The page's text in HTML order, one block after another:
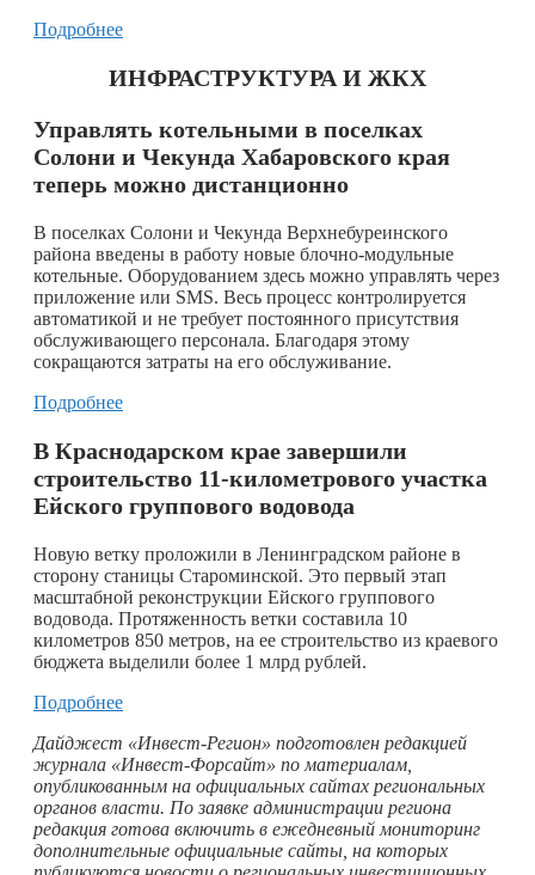
Подробнее
ИНФРАСТРУКТУРА И ЖКХ
Управлять котельными в поселках
Солони и Чекунда Хабаровского края
теперь можно дистанционно
В поселках Солони и Чекунда Верхнебуреинского
района введены в работу новые блочно-модульные
котельные. Оборудованием здесь можно управлять через
приложение или SMS. Весь процесс контролируется
автоматикой и не требует постоянного присутствия
обслуживающего персонала. Благодаря этому
сокращаются затраты на его обслуживание.
Подробнее
В Краснодарском крае завершили
строительство 11-километрового участка
Ейского группового водовода
Новую ветку проложили в Ленинградском районе в
сторону станицы Староминской. Это первый этап
масштабной реконструкции Ейского группового
водовода. Протяженность ветки составила 10
километров 850 метров, на ее строительство из краевого
бюджета выделили более 1 млрд рублей.
Подробнее
Дайджест «Инвест-Регион» подготовлен редакцией
журнала «Инвест-Форсайт» по материалам,
опубликованным на официальных сайтах региональных
органов власти. По заявке администрации региона
редакция готова включить в ежедневный мониторинг
дополнительные официальные сайты, на которых